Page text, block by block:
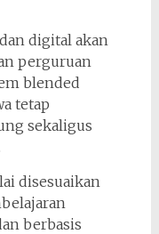
digital akan
perguruan
blended
tetap
sekaligus
disesuaikan
berbasis